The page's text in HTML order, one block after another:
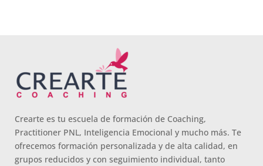
Crearte es tu escuela de formación de Coaching,
Practitioner PNL, Inteligencia Emocional y mucho más. Te
ofrecemos formación personalizada y de alta calidad, en
grupos reducidos y con seguimiento individual, tanto